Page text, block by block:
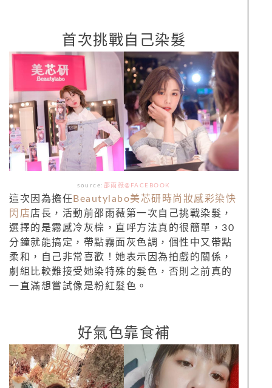
首次挑戰自己染髮
source: 邵雨薇@FACEBOOK
這次因為擔任 Beautylabo美芯研時尚妝感彩染快
閃店店長，活動前邵雨薇第一次自己挑戰染髮，
選擇的是霧感冷灰棕，直呼方法真的很簡單，30
分鐘就能搞定，帶點霧面灰色調，個性中又帶點
柔和，自己非常喜歡！她表示因為拍戲的關係，
劇組比較難接受她染特殊的髮色，否則之前真的
一直滿想嘗試像是粉紅髮色。
好氣色靠食補